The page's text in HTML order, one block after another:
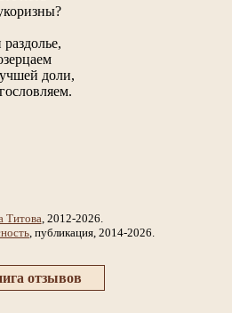
доли,
Титова, 2012-2026.
, публикация, 2014-2026.
отзывов